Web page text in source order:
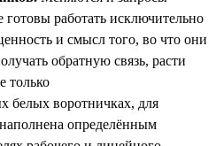
работать исключительно
и смысл того, во что они
обратную связь, расти
только
белых воротничках, для
определённым